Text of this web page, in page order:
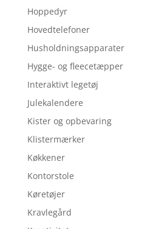
Hoppedyr
Hovedtelefoner
Husholdningsapparater
Hygge- og fleecetæpper
Interaktivt legetøj
Julekalendere
Kister og opbevaring
Klistermærker
Køkkener
Kontorstole
Køretøjer
Kravlegård